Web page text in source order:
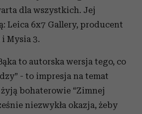
dla wszystkich. Jej
Leica 6x7 Gallery, producent
Mysia 3.
to autorska wersja tego, co
- to impresja na temat
bohaterowie “Zimnej
niezwykła okazja, żeby